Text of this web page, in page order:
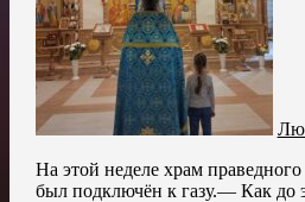
На этой неделе храм
был подключён к газу.— Как до